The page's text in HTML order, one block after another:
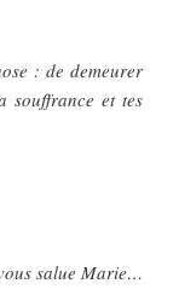
: de demeurer
souffrance et tes
salue Marie…